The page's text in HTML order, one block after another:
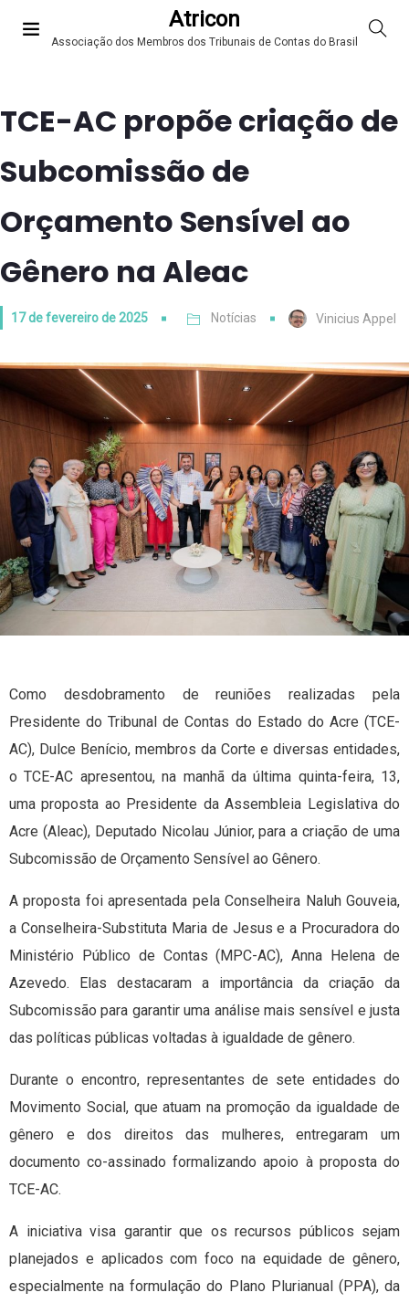
Atricon
Associação dos Membros dos Tribunais de Contas do Brasil
TCE-AC propõe criação de
Subcomissão de
Orçamento Sensível ao
Gênero na Aleac
17 de fevereiro de 2025 Notícias Vinicius Appel
Como desdobramento de reuniões realizadas pela
Presidente do Tribunal de Contas do Estado do Acre (TCE-
AC), Dulce Benício, membros da Corte e diversas entidades,
o TCE-AC apresentou, na manhã da última quinta-feira, 13,
uma proposta ao Presidente da Assembleia Legislativa do
Acre (Aleac), Deputado Nicolau Júnior, para a criação de uma
Subcomissão de Orçamento Sensível ao Gênero.
A proposta foi apresentada pela Conselheira Naluh Gouveia,
a Conselheira-Substituta Maria de Jesus e a Procuradora do
Ministério Público de Contas (MPC-AC), Anna Helena de
Azevedo. Elas destacaram a importância da criação da
Subcomissão para garantir uma análise mais sensível e justa
das políticas públicas voltadas à igualdade de gênero.
Durante o encontro, representantes de sete entidades do
Movimento Social, que atuam na promoção da igualdade de
gênero e dos direitos das mulheres, entregaram um
documento co-assinado formalizando apoio à proposta do
TCE-AC.
A iniciativa visa garantir que os recursos públicos sejam
planejados e aplicados com foco na equidade de gênero,
especialmente na formulação do Plano Plurianual (PPA), da